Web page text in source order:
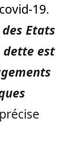
covid-19.
Etats
est